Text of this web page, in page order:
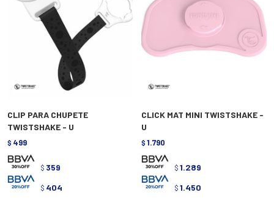
CLIP PARA CHUPETE
TWISTSHAKE - U
$ 499
$ 359
$ 404
CLICK MAT MINI TWISTSHAKE -
U
$ 1.790
$ 1.289
$ 1.450